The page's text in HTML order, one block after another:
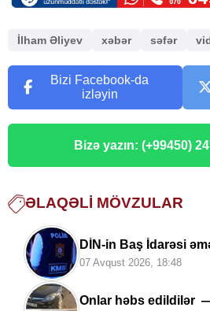
İlham Əliyev xəbər səfər
Bizi Facebook-da
izləyin
Bizə yazın: (+99450)
ƏLAQƏLI MÖVZULAR
DİN-in Baş İdarəsi
keçirib:Tutulan
07 Avqust 2026, 18:48
Onlar həbs edildilər